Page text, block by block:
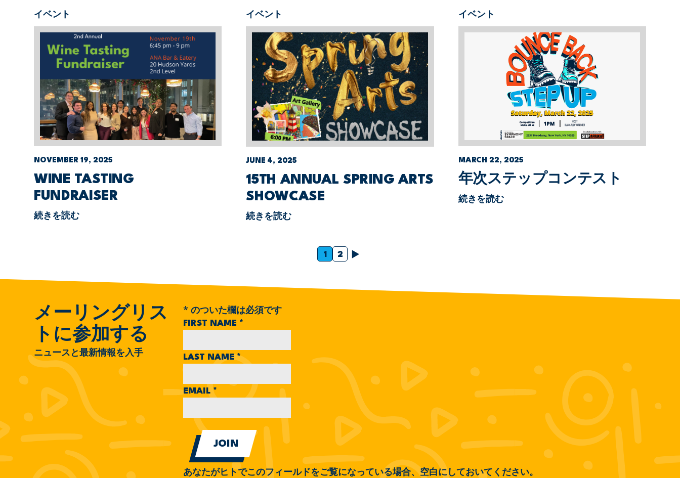
イベント
NOVEMBER 19, 2025
WINE TASTING
FUNDRAISER
続きを読む
イベント
JUNE 4, 2025
15TH ANNUAL SPRING ARTS
SHOWCASE
続きを読む
イベント
MARCH 22, 2025
年次ステップコンテスト
続きを読む
1 2 次
メーリングリス
トに参加する
ニュースと最新情報を入手
* のついた欄は必須です
FIRST NAME *
LAST NAME *
EMAIL *
あなたがヒトでこのフィールドをご覧になっている場合、空白にしておいてください。